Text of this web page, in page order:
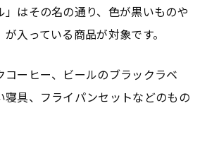
」はその名の通り、色が黒いものや
が入っている商品が対象です。
コーヒー、ビールのブラックラベ
寝具、フライパンセットなどのもの